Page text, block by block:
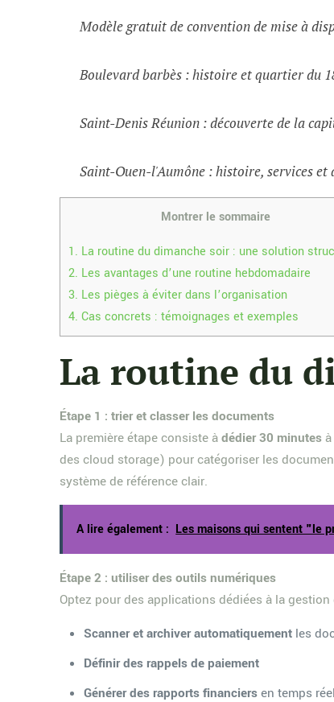
Modèle gratuit de convention de mise à
Boulevard barbès : histoire et quartier du
Saint-Denis Réunion : découverte de la
Saint-Ouen-l'Aumône : histoire, services
Montrer le sommaire
1. La routine du dimanche soir : une solution
2. Les avantages d’une routine hebdomadaire
3. Les pièges à éviter dans l’organisation
4. Cas concrets : témoignages et exemples
La routine du
Étape 1 : trier et classer les documents
La première étape consiste àdédier 30 minutes
des cloud storage) pour catégoriser les
système de référence clair.
A lire également : Les maisons qui sentent "le
Étape 2 : utiliser des outils numériques
Optez pour des applications dédiées à la
Scanner et archiver automatiquement les
Définir des rappels de paiement
Générer des rapports financiersen temps réel